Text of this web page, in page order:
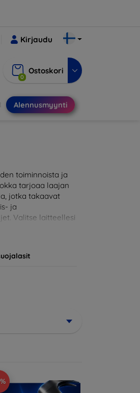
Kirjaudu
0
Ostoskori
Alennusmyynti
toiminnoista ja
tarjoaa laajan
jotka takaavat
ja
Valitse laitteellesi